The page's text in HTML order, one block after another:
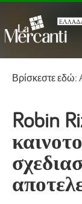
Βρίσκεστε εδώ:
Robin